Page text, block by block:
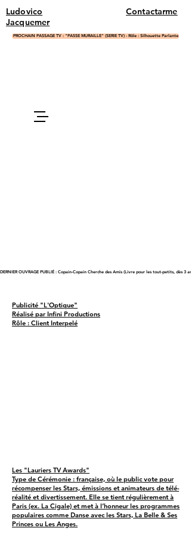
Ludovico
Jacquemer
Contactarme
Publicité "L'Optique"
Réalisé par Infini Productions
Rôle : Client Interpelé
PROCHAIN PASSAGE TV : "PASSE MURAILLE" (SERIE TV) - Rôle : Silhouette Parlante
DERNIER OUVRAGE PUBLIÉ : Copain-Copain Cherche des Amis (Livre pour les tout-petits, dès 3
Les "Lauriers TV Awards"
Type de Cérémonie : française, où le public vote pour
récompenser les Stars, émissions et animateurs de télé-
réalité et divertissement. Elle se tient régulièrement à
Paris (ex. La Cigale) et met à l’honneur les programmes
populaires comme Danse avec les Stars, La Belle & Ses
Princes ou Les Anges.